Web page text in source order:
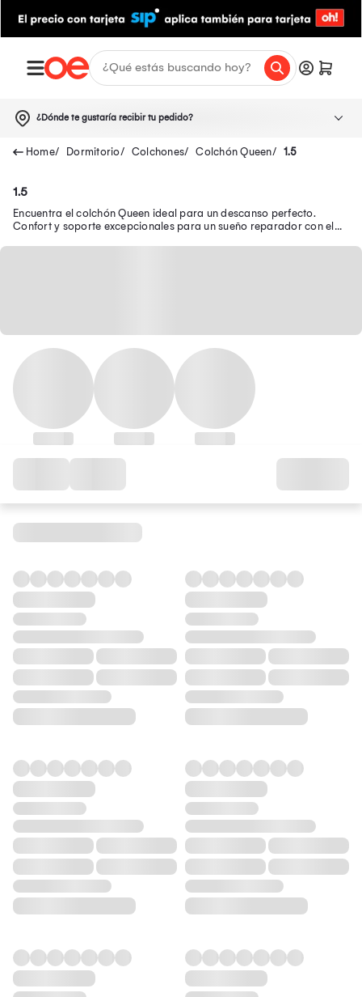
¿Dónde te gustaría recibir tu pedido?
Dormitorio Colchones Colchón Queen 1.5
1.5
Encuentra el colchón Queen ideal para un descanso perfecto.
Confort y soporte excepcionales para un sueño reparador con el